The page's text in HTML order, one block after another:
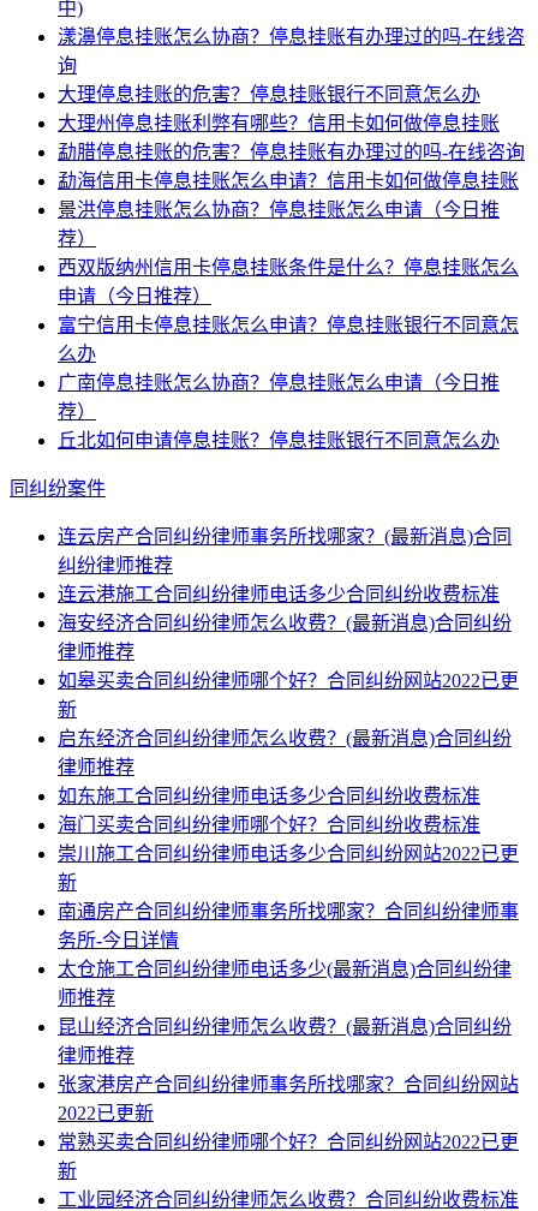
中)
漾濞停息挂账怎么协商？停息挂账有办理过的吗-在线咨
询
大理停息挂账的危害？停息挂账银行不同意怎么办
大理州停息挂账利弊有哪些？信用卡如何做停息挂账
勐腊停息挂账的危害？停息挂账有办理过的吗-在线咨询
勐海信用卡停息挂账怎么申请？信用卡如何做停息挂账
景洪停息挂账怎么协商？停息挂账怎么申请（今日推
荐）
西双版纳州信用卡停息挂账条件是什么？停息挂账怎么
申请（今日推荐）
富宁信用卡停息挂账怎么申请？停息挂账银行不同意怎
么办
广南停息挂账怎么协商？停息挂账怎么申请（今日推
荐）
丘北如何申请停息挂账？停息挂账银行不同意怎么办
同纠纷案件
连云房产合同纠纷律师事务所找哪家？(最新消息)合同
纠纷律师推荐
连云港施工合同纠纷律师电话多少合同纠纷收费标准
海安经济合同纠纷律师怎么收费？(最新消息)合同纠纷
律师推荐
如皋买卖合同纠纷律师哪个好？合同纠纷网站2022已更
新
启东经济合同纠纷律师怎么收费？(最新消息)合同纠纷
律师推荐
如东施工合同纠纷律师电话多少合同纠纷收费标准
海门买卖合同纠纷律师哪个好？合同纠纷收费标准
崇川施工合同纠纷律师电话多少合同纠纷网站2022已更
新
南通房产合同纠纷律师事务所找哪家？合同纠纷律师事
务所-今日详情
太仓施工合同纠纷律师电话多少(最新消息)合同纠纷律
师推荐
昆山经济合同纠纷律师怎么收费？(最新消息)合同纠纷
律师推荐
张家港房产合同纠纷律师事务所找哪家？合同纠纷网站
2022已更新
常熟买卖合同纠纷律师哪个好？合同纠纷网站2022已更
新
工业园经济合同纠纷律师怎么收费？合同纠纷收费标准